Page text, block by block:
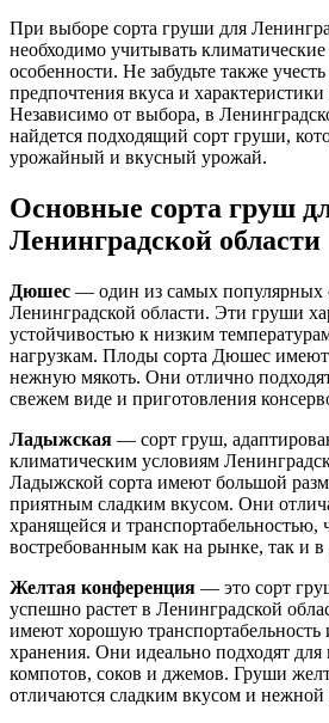
При выборе сорта груши для
необходимо учитывать
особенности. Не забудьте также
предпочтения вкуса и
Независимо от выбора, в
найдется подходящий сорт груши,
урожайный и вкусный урожай.
Основные сорта груш
Ленинградской области
Дюшес — один из самых популярных
Ленинградской области. Эти груши
устойчивостью к низким
нагрузкам. Плоды сорта Дюшес имеют
нежную мякоть. Они отлично
свежем виде и приготовления
Ладыжская — сорт груш,
климатическим условиям
Ладыжской сорта имеют большой
приятным сладким вкусом. Они
хранящейся и транспортабельностью,
востребованным как на рынке, так и
Желтая конференция — это сорт
успешно растет в Ленинградской
имеют хорошую транспортабельность
хранения. Они идеально подходят для
компотов, соков и джемов. Груши
отличаются сладким вкусом и